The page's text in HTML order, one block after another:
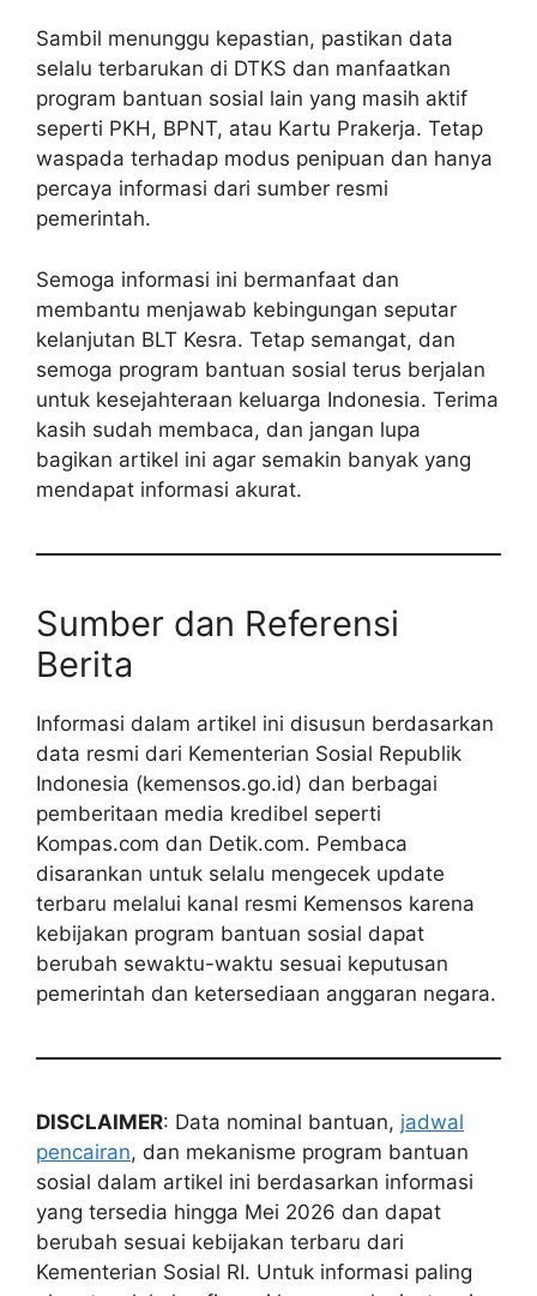
Sambil menunggu kepastian, pastikan data
selalu terbarukan di DTKS dan manfaatkan
program bantuan sosial lain yang masih aktif
seperti PKH, BPNT, atau Kartu Prakerja. Tetap
waspada terhadap modus penipuan dan hanya
percaya informasi dari sumber resmi
pemerintah.
Semoga informasi ini bermanfaat dan
membantu menjawab kebingungan seputar
kelanjutan BLT Kesra. Tetap semangat, dan
semoga program bantuan sosial terus berjalan
untuk kesejahteraan keluarga Indonesia. Terima
kasih sudah membaca, dan jangan lupa
bagikan artikel ini agar semakin banyak yang
mendapat informasi akurat.
Sumber dan Referensi
Berita
Informasi dalam artikel ini disusun berdasarkan
data resmi dari Kementerian Sosial Republik
Indonesia (kemensos.go.id) dan berbagai
pemberitaan media kredibel seperti
Kompas.com dan Detik.com. Pembaca
disarankan untuk selalu mengecek update
terbaru melalui kanal resmi Kemensos karena
kebijakan program bantuan sosial dapat
berubah sewaktu-waktu sesuai keputusan
pemerintah dan ketersediaan anggaran negara.
DISCLAIMER: Data nominal bantuan, jadwal
pencairan, dan mekanisme program bantuan
sosial dalam artikel ini berdasarkan informasi
yang tersedia hingga Mei 2026 dan dapat
berubah sesuai kebijakan terbaru dari
Kementerian Sosial RI. Untuk informasi paling